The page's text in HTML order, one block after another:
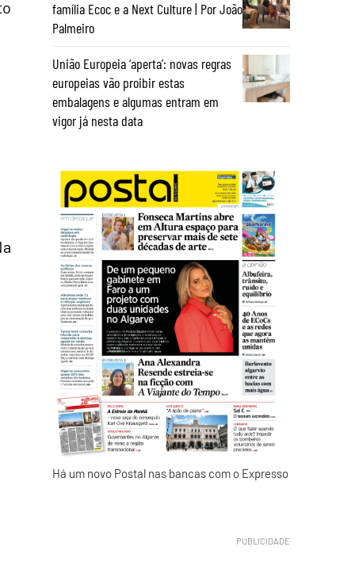
família Ecoc e a Next Culture | Por João
Palmeiro
União Europeia ‘aperta’: novas regras
europeias vão proibir estas
embalagens e algumas entram em
vigor já nesta data
Há um novo Postal nas bancas com o Expresso